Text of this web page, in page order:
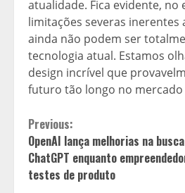
atualidade. Fica evidente, no
limitações severas inerentes
ainda não podem ser
tecnologia atual. Estamos
design incrível que
futuro tão longo no
Continue
Reading
Previous:
OpenAI lança melhorias na
ChatGPT enquanto
testes de produto